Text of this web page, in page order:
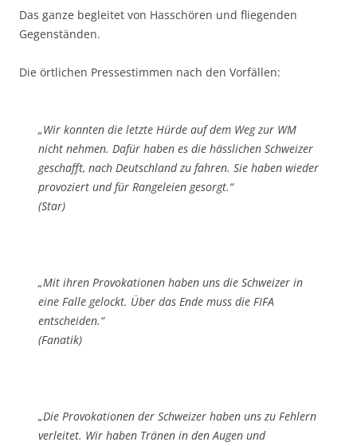
Das ganze begleitet von Hasschören und fliegenden
Gegenständen.
Die örtlichen Pressestimmen nach den Vorfällen:
„Wir konnten die letzte Hürde auf dem Weg zur WM
nicht nehmen. Dafür haben es die hässlichen Schweizer
geschafft, nach Deutschland zu fahren. Sie haben wieder
provoziert und für Rangeleien gesorgt.“
(Star)
„Mit ihren Provokationen haben uns die Schweizer in
eine Falle gelockt. Über das Ende muss die FIFA
entscheiden.“
(Fanatik)
„Die Provokationen der Schweizer haben uns zu Fehlern
verleitet. Wir haben Tränen in den Augen und